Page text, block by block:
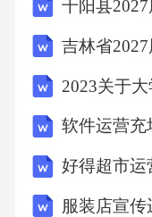
座、220千伏变
气制备站1座；
成品仓库（储量
废暂存间（占地
车间（处理能力
筑面积8000平方
2023关于
软件运营充
好得超市运
服装店宣传